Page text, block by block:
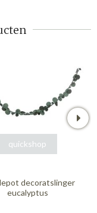
quickshop
decoratslinger
eucalyptus